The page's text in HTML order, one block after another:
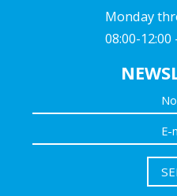
Monday
08:00-12:00